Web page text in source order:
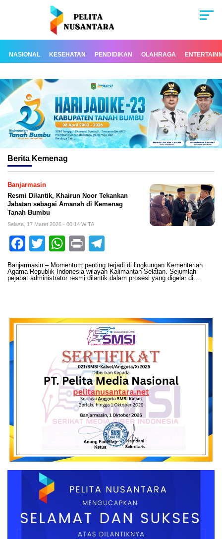
NASIONAL KESEHATAN PENDIDIKAN OLAHRAGA
Berita Kemenag
Banjarmasin
Resmi Dilantik, Khairun Noor Tekankan
Jabatan sebagai Amanah di Kemenag
Tanah Bumbu
Selasa, 17 Maret 2026 - 00:14 WITA
Facebook
TwitterWhatsApp
Print
Banjarmasin – Momentum penting terjadi di lingkungan Kementerian
Agama Republik Indonesia wilayah Kalimantan Selatan. Sejumlah
pejabat administrator resmi dilantik dalam prosesi yang digelar di…